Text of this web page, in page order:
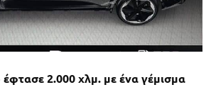
έφτασε 2.000 χλμ. με ένα γέμισμα